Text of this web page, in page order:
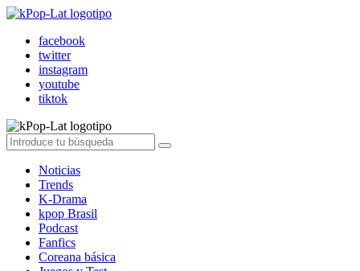
facebook
twitter
instagram
youtube
tiktok
Noticias
Trends
K-Drama
kpop Brasil
Podcast
Fanfics
Coreana básica